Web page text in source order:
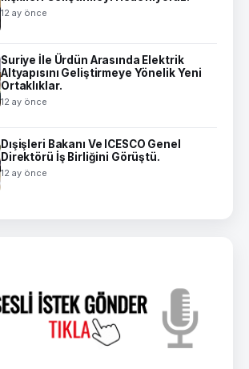
12 ay önce
Suriye İle Ürdün Arasında Elektrik
Altyapısını Geliştirmeye Yönelik Yeni
Ortaklıklar.
12 ay önce
Dışişleri Bakanı Ve ICESCO Genel
Direktörü İş Birliğini Görüştü.
12 ay önce